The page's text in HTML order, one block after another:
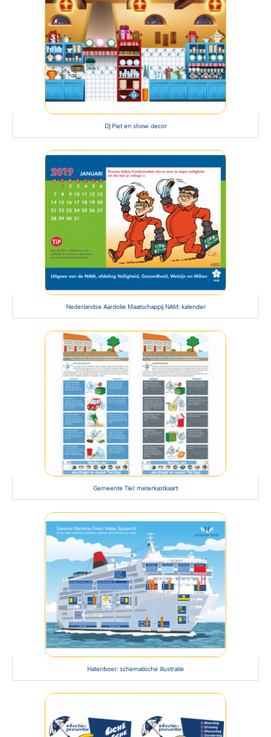
DJ Piet en show: decor
Nederlandse Aardolie Maatschappij NAM: kalender
Gemeente Tiel: meterkastkaart
Hatenboer: schematische illustratie